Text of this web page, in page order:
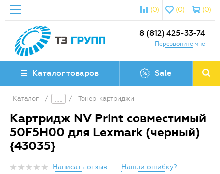
(0)
(0)
(0)
8 (812) 425-33-74
Перезвоните мне
Каталог товаров Sale
Каталог / / Тонер-картриджи
Картридж NV Print совместимый
50F5H00 для Lexmark (черный)
{43035}
Написать отзыв
Нашли ошибку?